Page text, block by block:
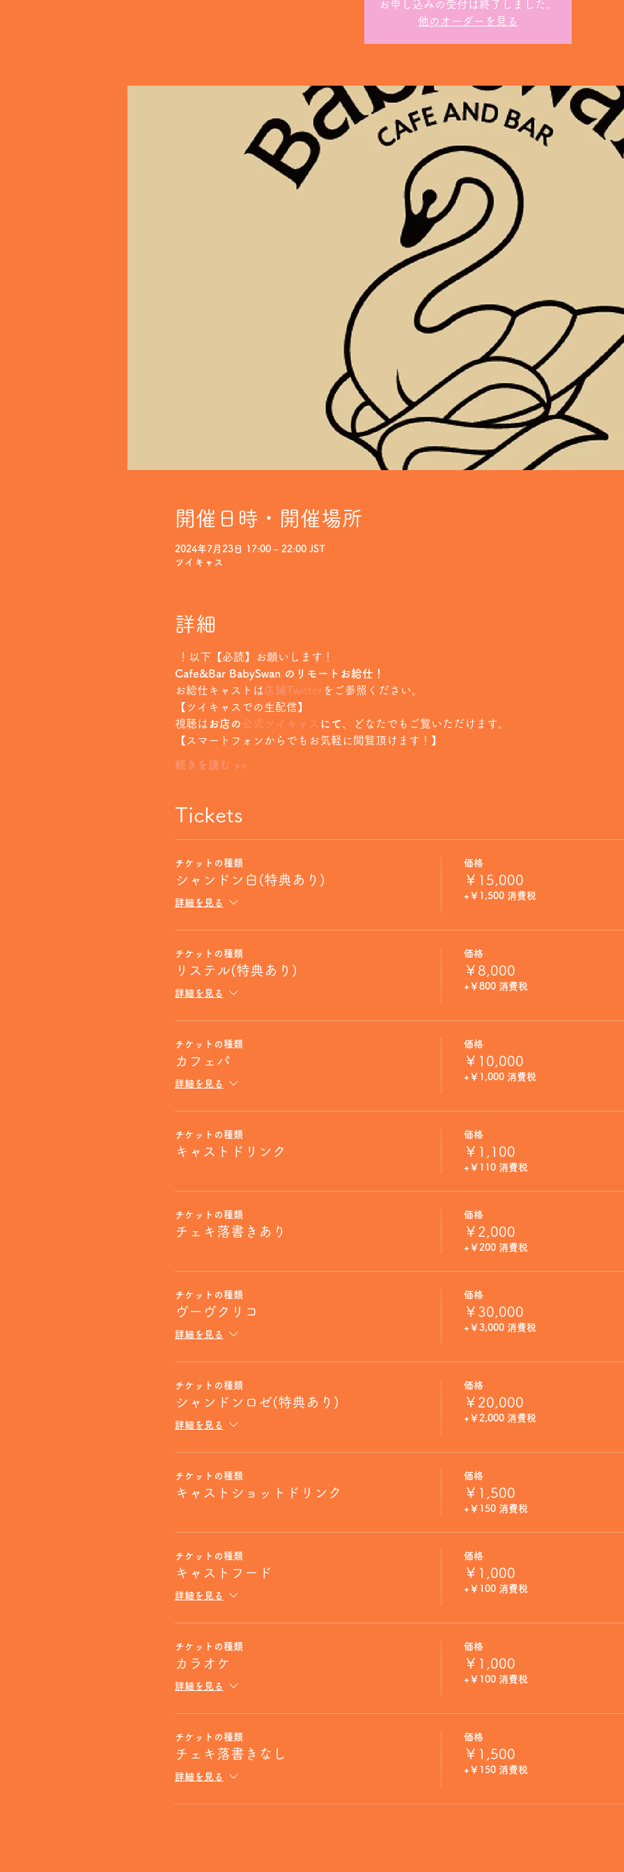
お申し込みの受付は終了しました。
他のオーダーを見る
開催日時・開催場所
2024年7月23日 17:00 – 22:00 JST
ツイキャス
詳細
！以下【必読】お願いします！
Cafe&Bar BabySwan のリモートお給仕！
お給仕キャストは 店鋪Twitterをご参照ください。
【ツイキャスでの生配信】
視聴は お店の 公式ツイキャス にて
、どなたでもご覧いただけます。
【スマートフォンからでもお気軽に閲覧頂けます！】
続きを読む >>
Tickets
チケットの種類
シャンドン白(特典あり)
詳細を見る
価格
￥15,000
+￥1,500 消費税
チケットの種類
リステル(特典あり)
詳細を見る
価格
￥8,000
+￥800 消費税
チケットの種類
カフェパ
詳細を見る
価格
￥10,000
+￥1,000 消費税
チケットの種類
キャストドリンク
価格
￥1,100
+￥110 消費税
チケットの種類
チェキ落書きあり
価格
￥2,000
+￥200 消費税
チケットの種類
ヴーヴクリコ
詳細を見る
価格
￥30,000
+￥3,000 消費税
チケットの種類
シャンドンロゼ(特典あり)
詳細を見る
価格
￥20,000
+￥2,000 消費税
チケットの種類
キャストショットドリンク
価格
￥1,500
+￥150 消費税
チケットの種類
キャストフード
詳細を見る
価格
￥1,000
+￥100 消費税
チケットの種類
カラオケ
詳細を見る
価格
￥1,000
+￥100 消費税
チケットの種類
チェキ落書きなし
詳細を見る
価格
￥1,500
+￥150 消費税